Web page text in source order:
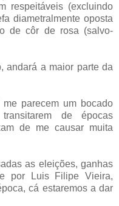
respeitáveis (excluindo
diametralmente oposta
de côr de rosa (salvo-
andará a maior parte da
parecem um bocado
de épocas
de me causar muita
as eleições, ganhas
por Luis Filipe Vieira,
cá estaremos a dar